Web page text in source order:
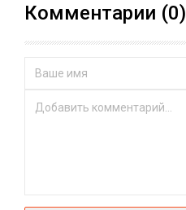
Комментарии (0)